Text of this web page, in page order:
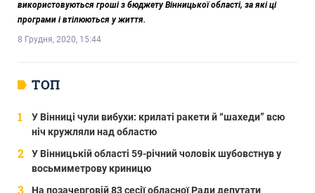
використовуються гроші з бюджету Вінницької області, за які ці
програми і втілюються у життя.
8 Грудня, 2020, 15:44
ТОП
У Вінниці чули вибухи: крилаті ракети й “шахеди” всю
ніч кружляли над областю
У Вінницькій області 59-річний чоловік шубовстнув у
восьмиметрову криницю
На позачерговій 83 сесії обласної Ради депутати